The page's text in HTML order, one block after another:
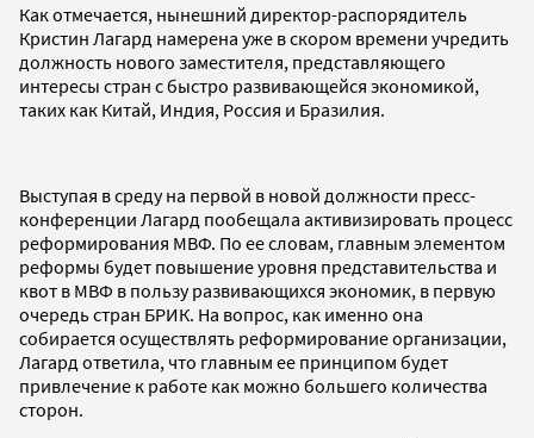
Как отмечается, нынешний директор-распорядитель
Кристин Лагард намерена уже в скором времени учредить
должность нового заместителя, представляющего
интересы стран с быстро развивающейся экономикой,
таких как Китай, Индия, Россия и Бразилия.
Выступая в среду на первой в новой должности пресс-
конференции Лагард пообещала активизировать процесс
реформирования МВФ. По ее словам, главным элементом
реформы будет повышение уровня представительства и
квот в МВФ в пользу развивающихся экономик, в первую
очередь стран БРИК. На вопрос, как именно она
собирается осуществлять реформирование организации,
Лагард ответила, что главным ее принципом будет
привлечение к работе как можно большего количества
сторон.